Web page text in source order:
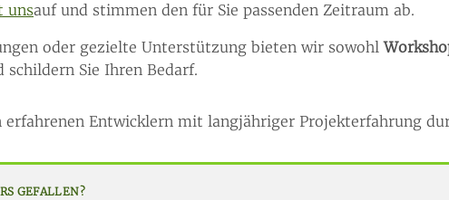
unsauf und stimmen den für Sie passenden Zeitraum ab.
oder gezielte Unterstützung bieten wir sowohl
schildern Sie Ihren Bedarf.
erfahrenen Entwicklern mit langjähriger Projekterfahrung
GEFALLEN?